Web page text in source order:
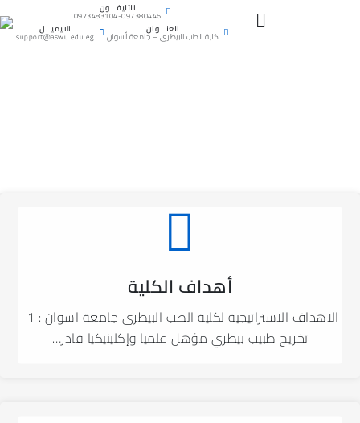
Skip
to
التليفـــون
0973483104-097380446
العنـــوان
كلية الطب البيطرى – جامعة أسوان
الايميـــل
support@aswu.edu.eg
أهداف الكلية
الاهداف الاستراتيجية لكلية الطب البيطرى جامعة اسوان : 1-
تخريج طبيب بيطري مؤهل علميا وإكلينيكيا قادر…